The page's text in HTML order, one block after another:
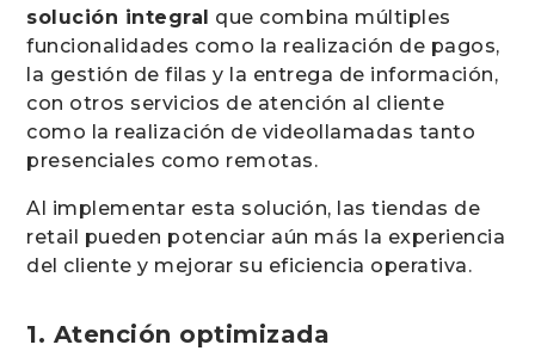
solución integral que combina múltiples
funcionalidades como la realización de pagos,
la gestión de filas y la entrega de información,
con otros servicios de atención al cliente
como la realización de videollamadas tanto
presenciales como remotas.
Al implementar esta solución, las tiendas de
retail pueden potenciar aún más la experiencia
del cliente y mejorar su eficiencia operativa.
1. Atención optimizada